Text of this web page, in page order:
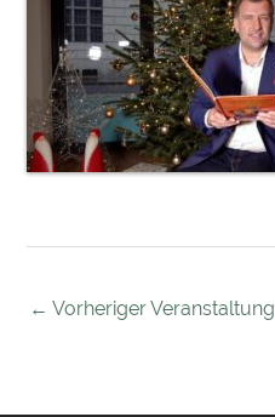
← Vorheriger Veranstaltung